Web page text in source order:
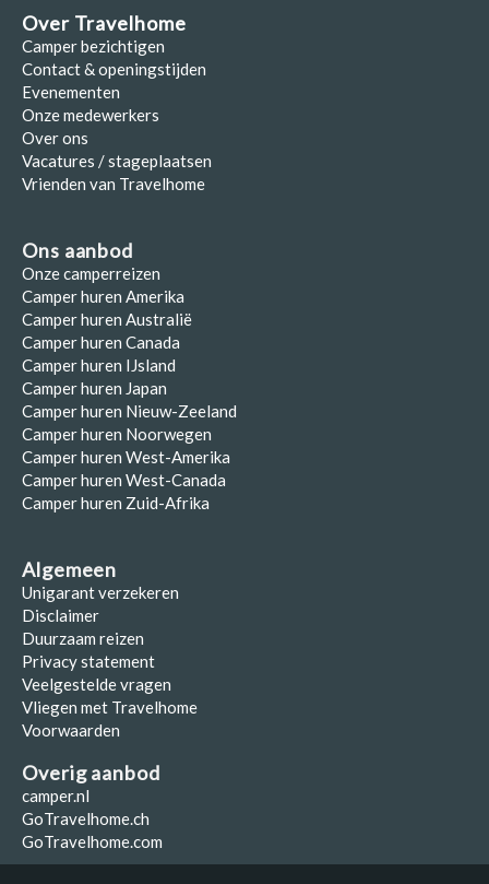
Over Travelhome
Camper bezichtigen
Contact & openingstijden
Evenementen
Onze medewerkers
Over ons
Vacatures / stageplaatsen
Vrienden van Travelhome
Ons aanbod
Onze camperreizen
Camper huren Amerika
Camper huren Australië
Camper huren Canada
Camper huren IJsland
Camper huren Japan
Camper huren Nieuw-Zeeland
Camper huren Noorwegen
Camper huren West-Amerika
Camper huren West-Canada
Camper huren Zuid-Afrika
Algemeen
Unigarant verzekeren
Disclaimer
Duurzaam reizen
Privacy statement
Veelgestelde vragen
Vliegen met Travelhome
Voorwaarden
Overig aanbod
camper.nl
GoTravelhome.ch
GoTravelhome.com